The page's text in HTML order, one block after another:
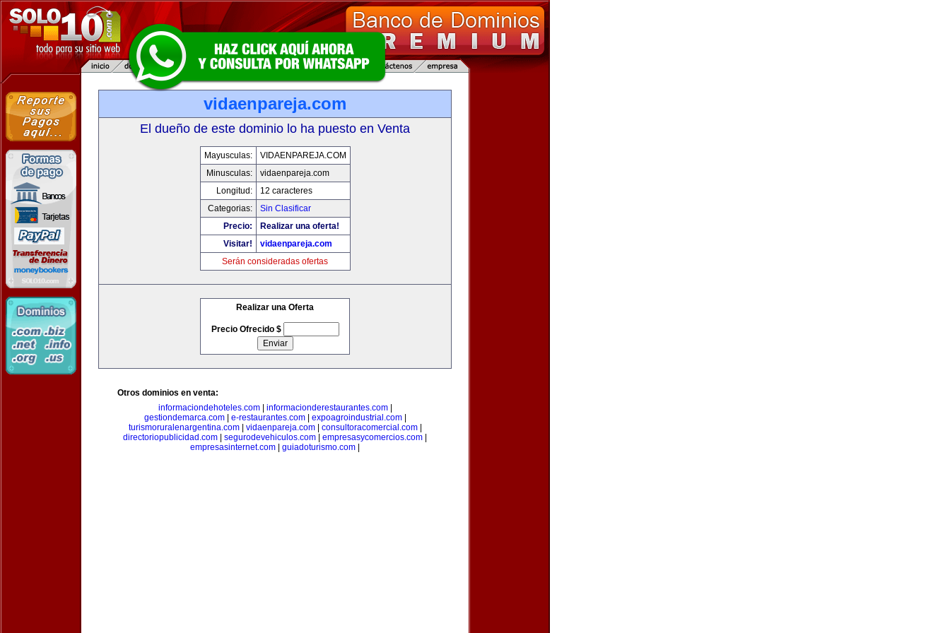
vidaenpareja.com
El dueño de este dominio lo ha puesto en Venta
Mayusculas:
VIDAENPAREJA.COM
Minusculas:
vidaenpareja.com
Longitud:
12 caracteres
Categorias:
Sin Clasificar
Precio:
Realizar una oferta!
Visitar!
vidaenpareja.com
Serán consideradas ofertas
Realizar una Oferta
Precio Ofrecido $
Otros dominios en venta:
informaciondehoteles.com| informacionderestaurantes.com|
gestiondemarca.com| e-restaurantes.com| expoagroindustrial.com|
turismoruralenargentina.com| vidaenpareja.com| consultoracomercial.com|
directoriopublicidad.com
segurodevehiculos.com empresasycomercios.com
empresasinternet.com
guiadoturismo.com